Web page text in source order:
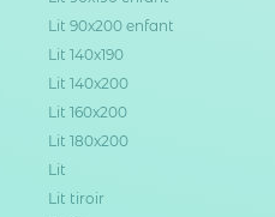
Lit 90x200 enfant
Lit 140x190
Lit 140x200
Lit 160x200
Lit 180x200
Lit
Lit tiroir